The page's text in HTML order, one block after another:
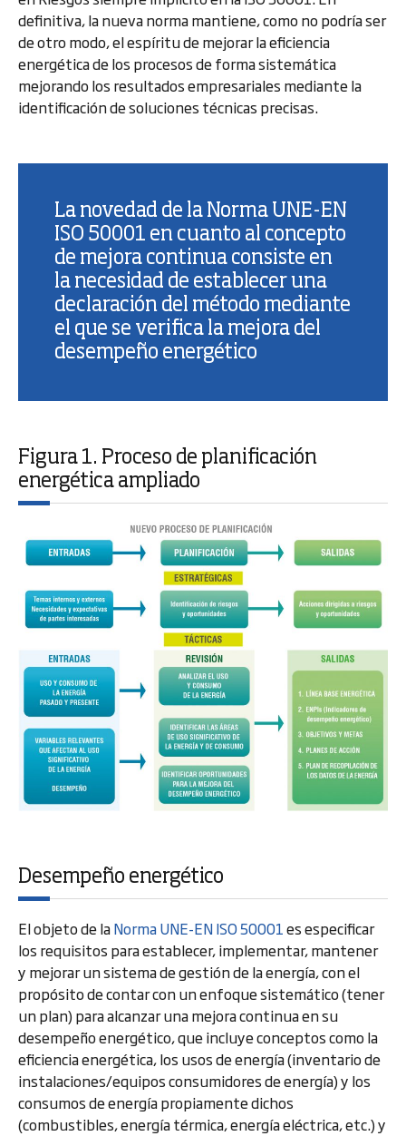
definitiva, la nueva norma mantiene, como no podría ser
de otro modo, el espíritu de mejorar la eficiencia
energética de los procesos de forma sistemática
mejorando los resultados empresariales mediante la
identificación de soluciones técnicas precisas.
La novedad de la Norma UNE-EN
ISO 50001 en cuanto al concepto
de mejora continua consiste en
la necesidad de establecer una
declaración del método mediante
el que se verifica la mejora del
desempeño energético
Figura 1. Proceso de planificación
energética ampliado
Desempeño energético
El objeto de laNorma UNE-EN ISO 50001es especificar
los requisitos para establecer, implementar, mantener
y mejorar un sistema de gestión de la energía, con el
propósito de contar con un enfoque sistemático (tener
un plan) para alcanzar una mejora continua en su
desempeño energético, que incluye conceptos como la
eficiencia energética, los usos de energía (inventario de
instalaciones/equipos consumidores de energía) y los
consumos de energía propiamente dichos
(combustibles, energía térmica, energía eléctrica, etc.) y